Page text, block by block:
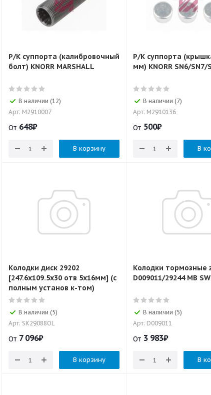
Р/К суппорта (калибровочный
болт) KNORR MARSHALL
В наличии (12)
Арт: M2910007
От 648₽
В корзину
Р/К суппорта
мм) KNORR SN6/SN7/
В наличии (7)
Арт: M2910136
От 500₽
В
Колодки диск 29202
[247.6x109.5x30 отв 5х16мм] (с
полным установ к-том)
В наличии (5)
Арт: SK29088OL
От 7 096₽
В корзину
Колодки тормозные
D009011/29244 MB
В наличии (5)
Арт: D009011
От 3 983₽
В